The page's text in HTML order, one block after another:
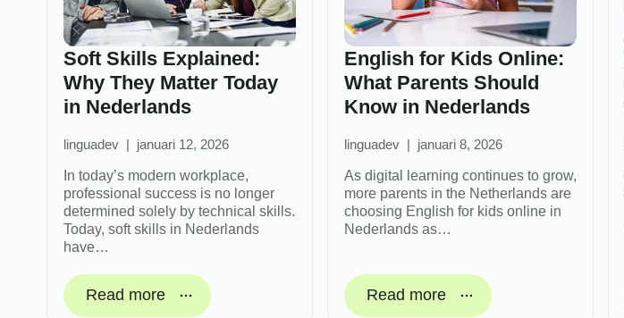
Soft Skills Explained:
Why They Matter Today
in Nederlands
linguadev januari 12, 2026
In today’s modern workplace,
professional success is no longer
determined solely by technical skills.
Today, soft skills in Nederlands
have…
Read more
English for Kids Online:
What Parents Should
Know in Nederlands
linguadev januari 8, 2026
As digital learning continues to grow,
more parents in the Netherlands are
choosing English for kids online in
Nederlands as…
Read more